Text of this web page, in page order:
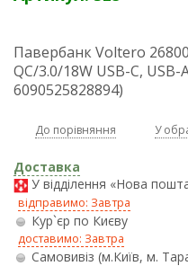
Павербанк Voltero
QC/3.0/18W USB-C,
6090525828894)
До порівняння У
Доставка
У відділення «Нова
відправимо: Завтра
Кур`єр по Києву
доставимо: Завтра
Самовивіз (м.Київ, м.